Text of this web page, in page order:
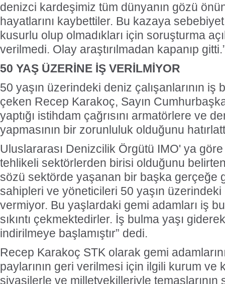
denizci kardeşimiz tüm dünyanın gözü
hayatlarını kaybettiler. Bu kazaya
kusurlu olup olmadıkları için soruşturma
verilmedi. Olay araştırılmadan kapanıp
50 YAŞ ÜZERİNE İŞ VERİLMİYOR
50 yaşın üzerindeki deniz çalışanlarının iş
çeken Recep Karakoç, Sayın
yaptığı istihdam çağrısını armatörlere ve
yapmasının bir zorunluluk olduğunu
Uluslararası Denizcilik Örgütü IMO' ya
tehlikeli sektörlerden birisi olduğunu
sözü sektörde yaşanan bir başka gerçeğe
sahipleri ve yöneticileri 50 yaşın üzerindeki
vermiyor. Bu yaşlardaki gemi adamları iş
sıkıntı çekmektedirler. İş bulma yaşı
indirilmeye başlamıştır” dedi.
Recep Karakoç STK olarak gemi
paylarının geri verilmesi için ilgili kurum ve
siyasilerle ve milletvekilleriyle